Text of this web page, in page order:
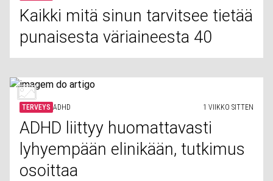
Kaikki mitä sinun tarvitsee tietää
punaisesta väriaineesta 40
TERVEYS ADHD 1 VIIKKO SITTEN
ADHD liittyy huomattavasti
lyhyempään elinikään, tutkimus
osoittaa